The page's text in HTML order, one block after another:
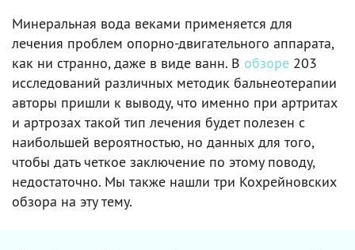
Минеральная вода веками применяется для
лечения проблем опорно-двигательного аппарата,
как ни странно, даже в виде ванн. В обзоре 203
исследований различных методик бальнеотерапии
авторы пришли к выводу, что именно при артритах
и артрозах такой тип лечения будет полезен с
наибольшей вероятностью, но данных для того,
чтобы дать четкое заключение по этому поводу,
недостаточно. Мы также нашли три Кохрейновских
обзора на эту тему.